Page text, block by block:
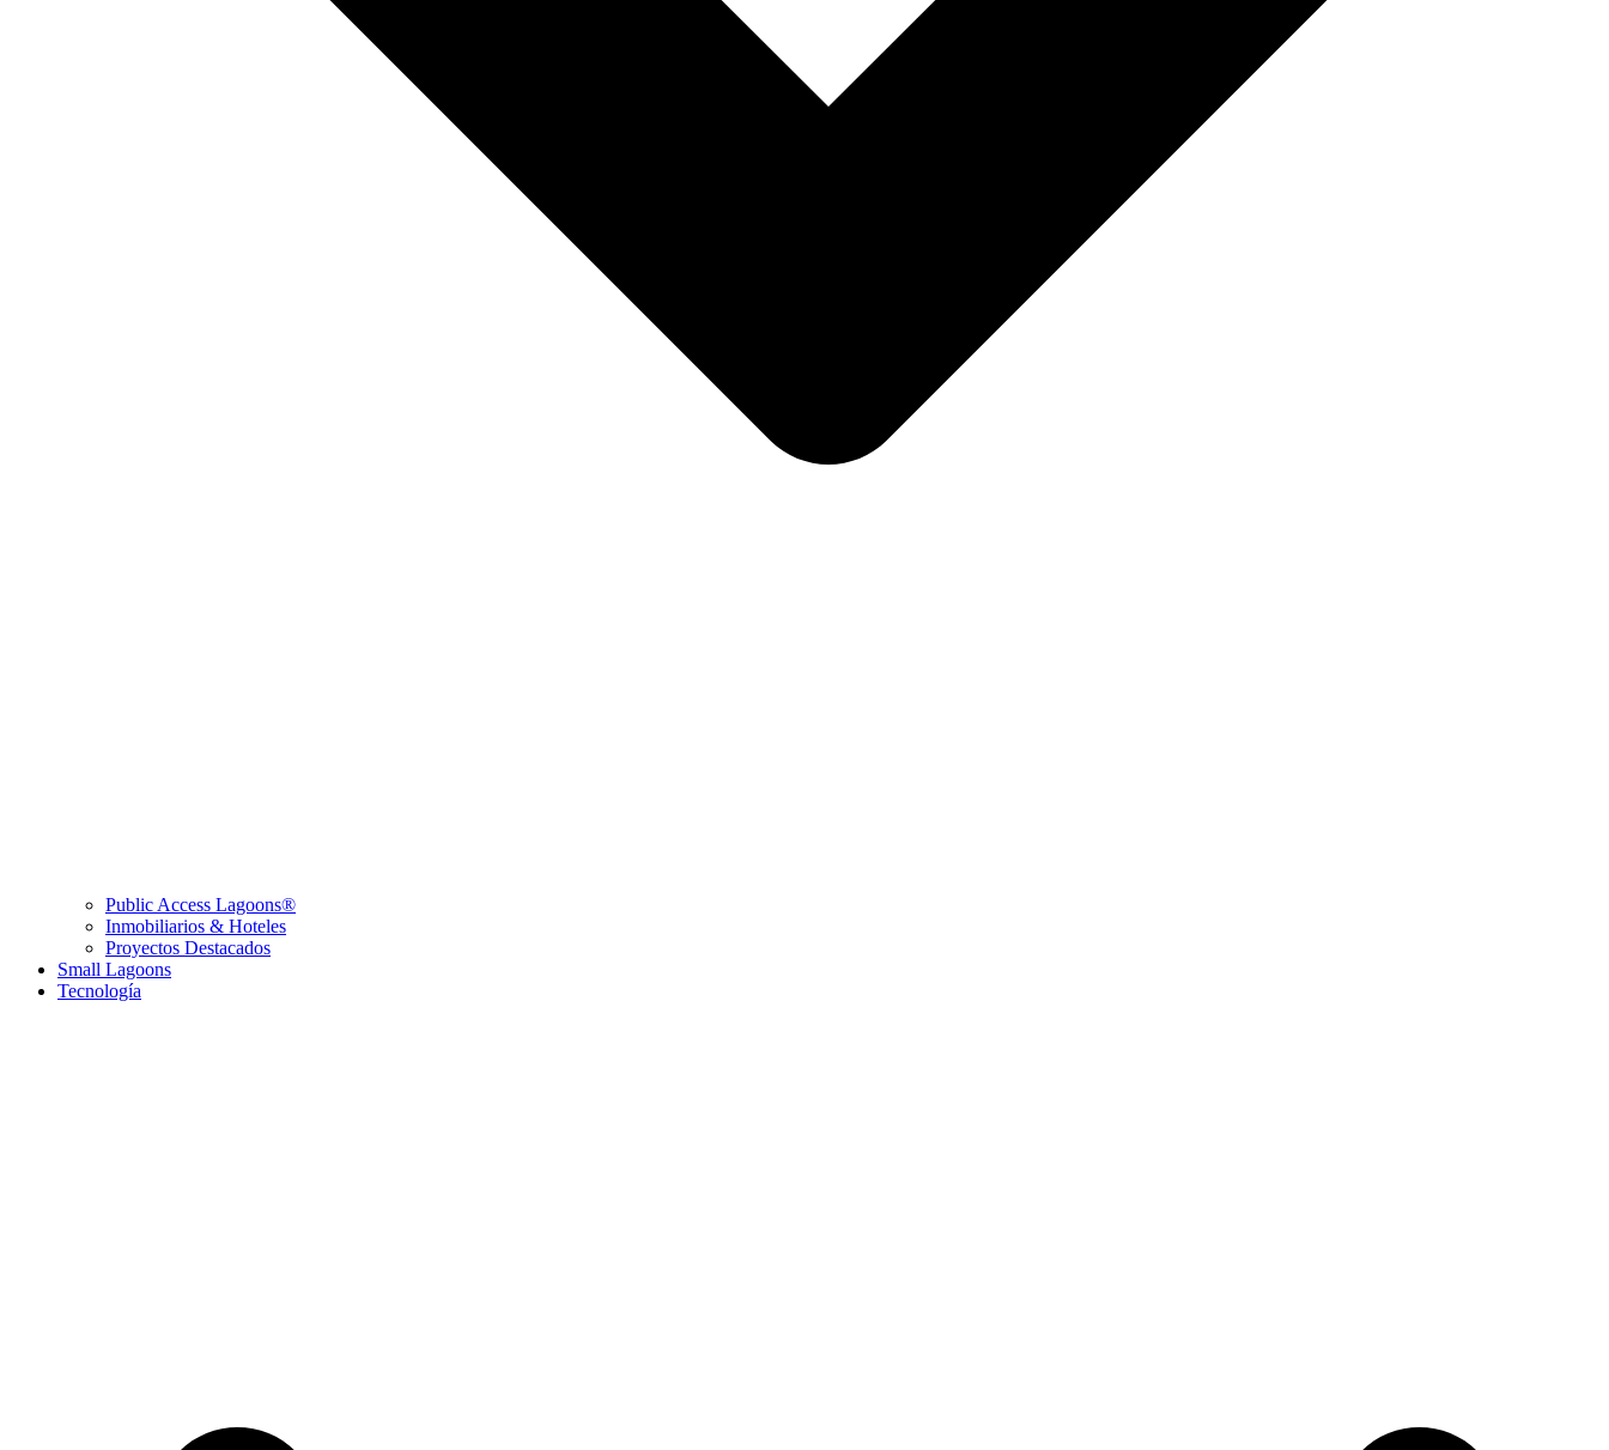
Public Access Lagoons®
Inmobiliarios & Hoteles
Proyectos Destacados
Small Lagoons
Tecnología